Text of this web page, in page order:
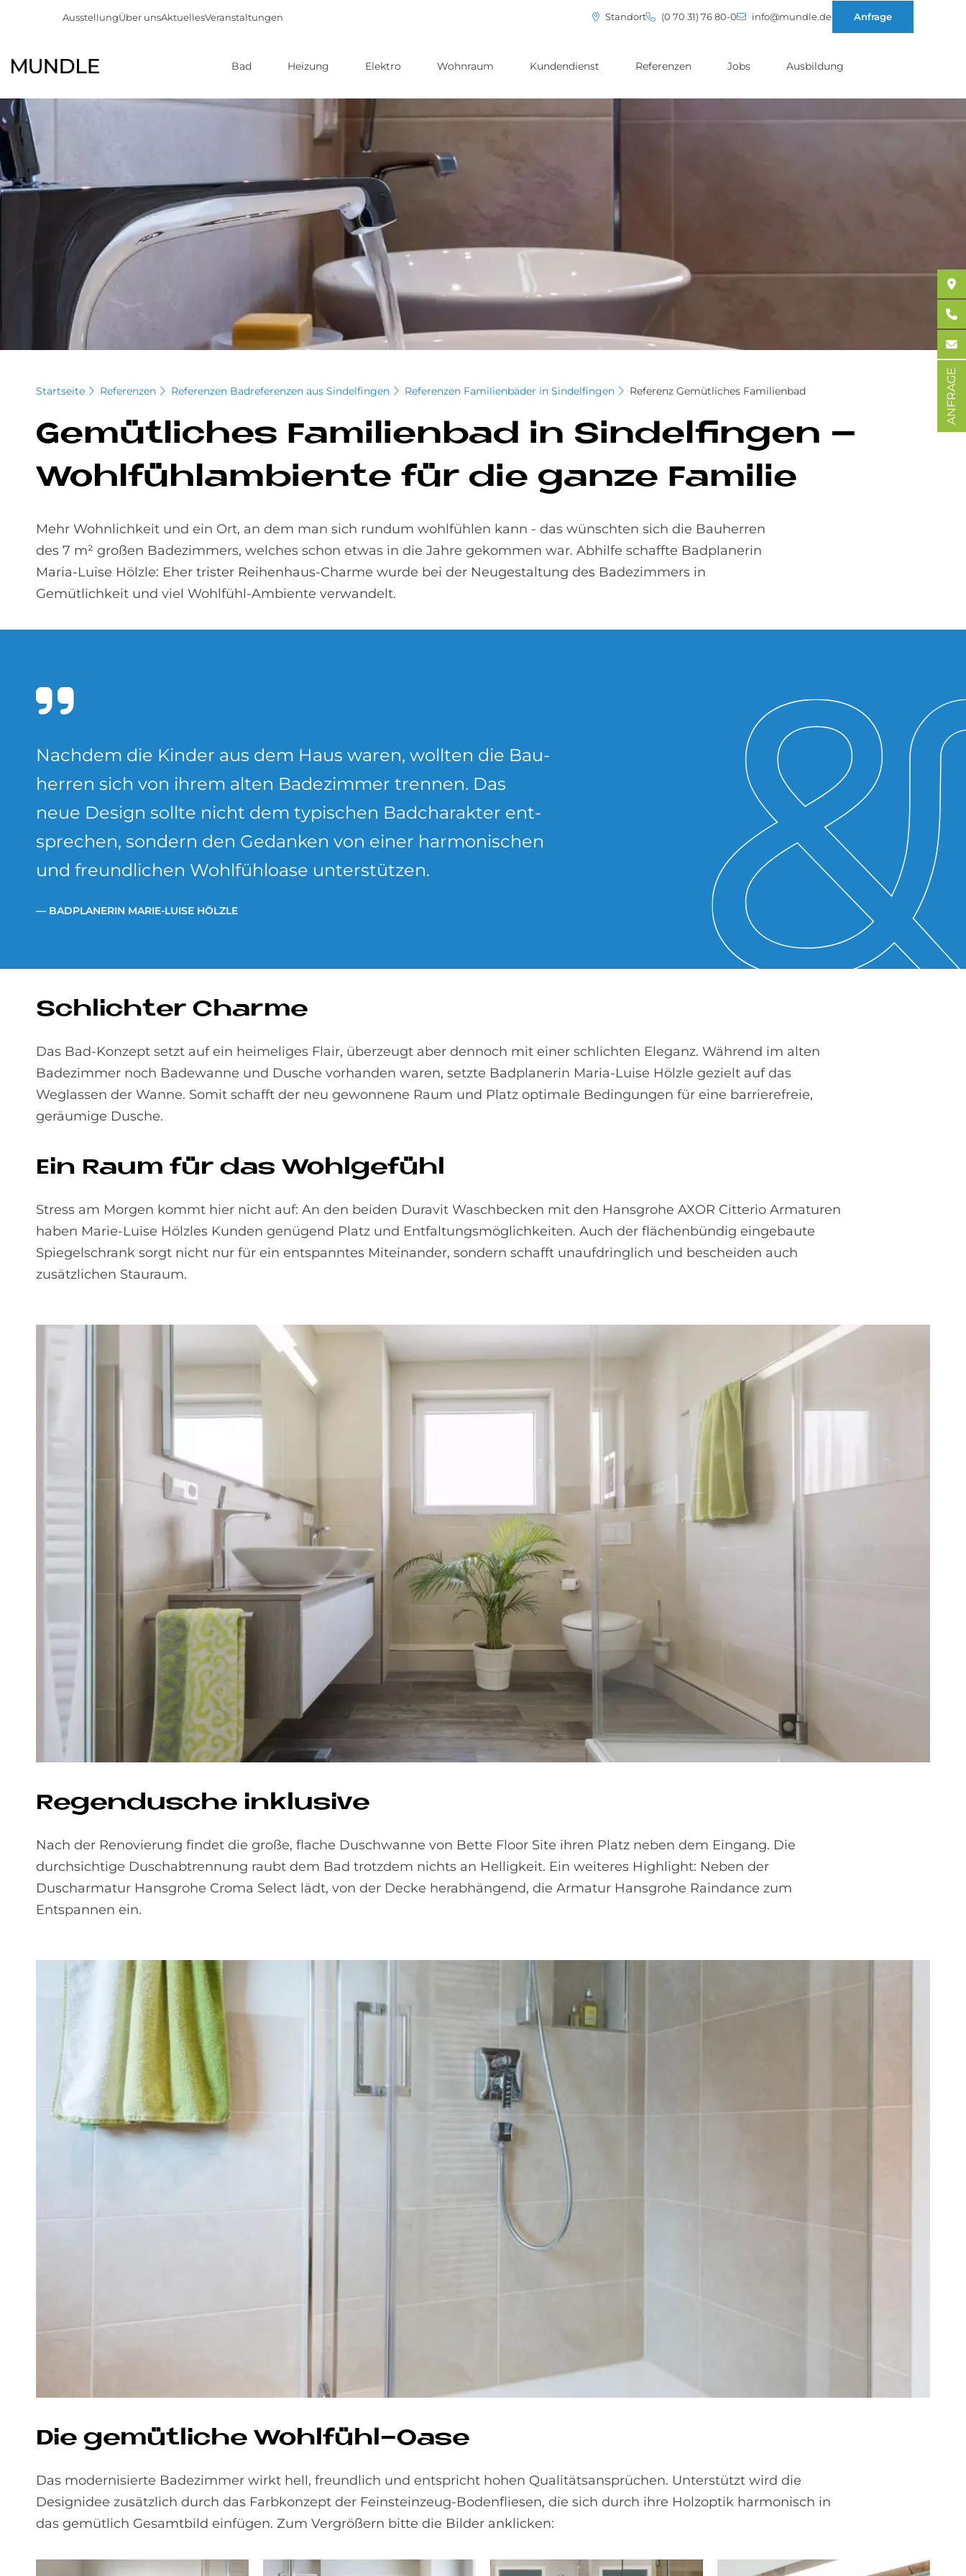
Direkt
zum
Inhalt
AusstellungÜber unsAktuellesVeranstaltungen Standort (0 70 31) 76 80-0 info@mundle.de Anfrage
Bad Heizung Elektro Wohnraum Kundendienst Referenzen Jobs Ausbildung
Startseite Referenzen Referenzen Badreferenzen aus Sindelfingen Referenzen Familienbäder in Sindelfingen Referenz Gemütliches Familienbad
Ge­müt­li­ches Fa­mi­li­en­bad in Sin­del­fin­gen –
Wohl­fühlam­bi­en­te für die gan­ze Fa­mi­lie
Mehr Wohnlichkeit und ein Ort, an dem man sich rundum wohlfühlen kann - das wünschten sich die Bauherren
des 7 m² großen Badezimmers, welches schon etwas in die Jahre gekommen war. Abhilfe schaffte Badplanerin
Maria-Luise Hölzle: Eher trister Reihenhaus-Charme wurde bei der Neugestaltung des Badezimmers in
Gemütlichkeit und viel Wohlfühl-Ambiente verwandelt.
Nach­dem die Kin­der aus dem Haus wa­ren, woll­ten die Bau­
her­ren sich von ih­rem al­ten Ba­de­zim­mer tren­nen. Das
neue De­sign soll­te nicht dem ty­pi­schen Bad­cha­rak­ter ent­
spre­chen, son­dern den Ge­dan­ken von ei­ner har­mo­ni­schen
und freund­li­chen Wohl­fühlo­a­se un­ter­stüt­zen.
— BAD­PLA­NE­RIN MA­RIE-LUI­SE HÖLZ­LE
Schlich­ter Charme
Das Bad-Konzept setzt auf ein heimeliges Flair, überzeugt aber dennoch mit einer schlichten Eleganz. Während im alten
Badezimmer noch Badewanne und Dusche vorhanden waren, setzte Badplanerin Maria-Luise Hölzle gezielt auf das
Weglassen der Wanne. Somit schafft der neu gewonnene Raum und Platz optimale Bedingungen für eine barrierefreie,
geräumige Dusche.
Ein Raum für das Wohl­ge­fühl
Stress am Morgen kommt hier nicht auf: An den beiden Duravit Waschbecken mit den Hansgrohe AXOR Citterio Armaturen
haben Marie-Luise Hölzles Kunden genügend Platz und Entfaltungsmöglichkeiten. Auch der flächenbündig eingebaute
Spiegelschrank sorgt nicht nur für ein entspanntes Miteinander, sondern schafft unaufdringlich und bescheiden auch
zusätzlichen Stauraum.
Re­gen­du­sche in­klu­si­ve
Nach der Renovierung findet die große, flache Duschwanne von Bette Floor Site ihren Platz neben dem Eingang. Die
durchsichtige Duschabtrennung raubt dem Bad trotzdem nichts an Helligkeit. Ein weiteres Highlight: Neben der
Duscharmatur Hansgrohe Croma Select lädt, von der Decke herabhängend, die Armatur Hansgrohe Raindance zum
Entspannen ein.
Die ge­müt­li­che Wohl­fühl-Oase
Das modernisierte Badezimmer wirkt hell, freundlich und entspricht hohen Qualitätsansprüchen. Unterstützt wird die
Designidee zusätzlich durch das Farbkonzept der Feinsteinzeug-Bodenfliesen, die sich durch ihre Holzoptik harmonisch in
das gemütlich Gesamtbild einfügen. Zum Vergrößern bitte die Bilder anklicken:
ANFRAGE